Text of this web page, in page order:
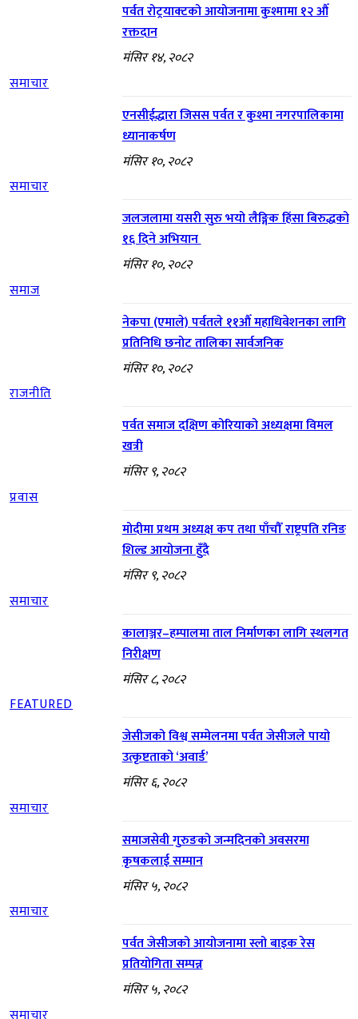
समाचार
पर्वत रोट्रयाक्टको आयोजनामा कुश्मामा १२ औँ
रक्तदान
मंसिर १४, २०८२
समाचार
एनसीईद्धारा जिसस पर्वत र कुश्मा नगरपालिकामा
ध्यानाकर्षण
मंसिर १०, २०८२
समाज
जलजलामा यसरी सुरु भयो लैङ्गिक हिंसा बिरुद्धको
१६ दिने अभियान
मंसिर १०, २०८२
राजनीति
नेकपा (एमाले) पर्वतले ११औँ महाधिवेशनका लागि
प्रतिनिधि छनोट तालिका सार्वजनिक
मंसिर १०, २०८२
प्रवास
पर्वत समाज दक्षिण कोरियाको अध्यक्षमा विमल
खत्री
मंसिर ९, २०८२
समाचार
मोदीमा प्रथम अध्यक्ष कप तथा पाँचौँ राष्ट्रपति रनिङ
शिल्ड आयोजना हुँदै
मंसिर ९, २०८२
FEATURED
कालाञ्जर–हम्पालमा ताल निर्माणका लागि स्थलगत
निरीक्षण
मंसिर ८, २०८२
समाचार
जेसीजको विश्व सम्मेलनमा पर्वत जेसीजले पायो
उत्कृष्टताको ‘अवार्ड’
मंसिर ६, २०८२
समाचार
समाजसेवी गुरुङको जन्मदिनको अवसरमा
कृषकलाई सम्मान
मंसिर ५, २०८२
पर्वत जेसीजको आयोजनामा स्लो बाइक रेस
प्रतियोगिता सम्पन्न
मंसिर ५, २०८२